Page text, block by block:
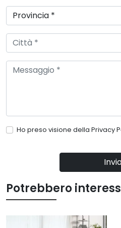
Ho preso visione della Privacy
Potrebbero